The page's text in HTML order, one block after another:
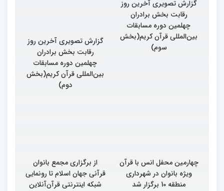
گزارش تصویری آخرین روز
رقابت بخش برادران
گزارش تصویری آخرین روز
رقابت بخش برادران
چهلمین دوره مسابقات
بین‌المللی قرآن کریم(بخش
دوم)
چهارمین محفل انس با قرآن
ویژه بانوان در شهرداری
منطقه 10 برگزار شد
از برگزاری مجمع بانوان
قرآنی جهان اسلام تا رونمایی
شبکه اینترنتی قرآن‌آنلاین